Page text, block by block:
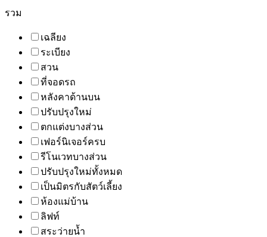
รวม
เฉลียง
ระเบียง
สวน
ที่จอดรถ
หลังคาด้านบน
ปรับปรุงใหม่
ตกแต่งบางส่วน
เฟอร์นิเจอร์ครบ
รีโนเวทบางส่วน
ปรับปรุงใหม่ทั้งหมด
เป็นมิตรกับสัตว์เลี้ยง
ห้องแม่บ้าน
ลิฟท์
สระว่ายน้ำ